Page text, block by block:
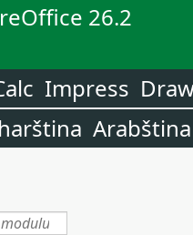
26.2
Impress
Arabština